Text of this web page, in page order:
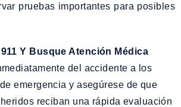
pruebas importantes para posibles
911 Y Busque Atención Médica
del accidente a los
emergencia y asegúrese de que
reciban una rápida evaluación